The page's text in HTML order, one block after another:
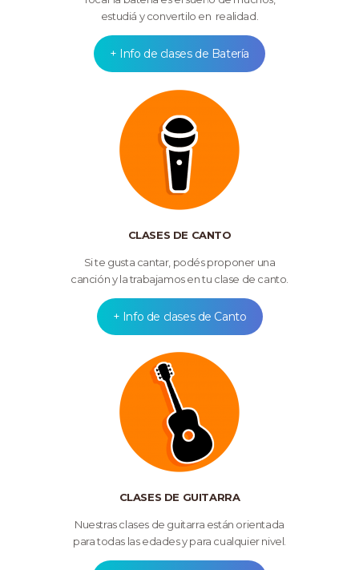
estudiá y convertilo en realidad.
+ Info de clases de Batería
CLASES DE CANTO
Si te gusta cantar, podés proponer una
canción y la trabajamos en tu clase de canto.
+ Info de clases de Canto
CLASES DE GUITARRA
Nuestras clases de guitarra están orientada
para todas las edades y para cualquier nivel.